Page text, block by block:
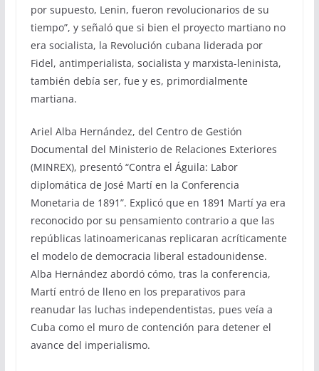
por supuesto, Lenin, fueron revolucionarios de su
tiempo”, y señaló que si bien el proyecto martiano no
era socialista, la Revolución cubana liderada por
Fidel, antimperialista, socialista y marxista-leninista,
también debía ser, fue y es, primordialmente
martiana.
Ariel Alba Hernández, del Centro de Gestión
Documental del Ministerio de Relaciones Exteriores
(MINREX), presentó “Contra el Águila: Labor
diplomática de José Martí en la Conferencia
Monetaria de 1891”. Explicó que en 1891 Martí ya era
reconocido por su pensamiento contrario a que las
repúblicas latinoamericanas replicaran acríticamente
el modelo de democracia liberal estadounidense.
Alba Hernández abordó cómo, tras la conferencia,
Martí entró de lleno en los preparativos para
reanudar las luchas independentistas, pues veía a
Cuba como el muro de contención para detener el
avance del imperialismo.